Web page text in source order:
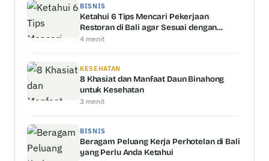
BISNIS
Ketahui 6 Tips Mencari Pekerjaan
Restoran di Bali agar Sesuai dengan
Kemampuan Anda
4 menit
KESEHATAN
8 Khasiat dan Manfaat Daun Binahong
untuk Kesehatan
3 menit
BISNIS
Beragam Peluang Kerja Perhotelan di Bali
yang Perlu Anda Ketahui